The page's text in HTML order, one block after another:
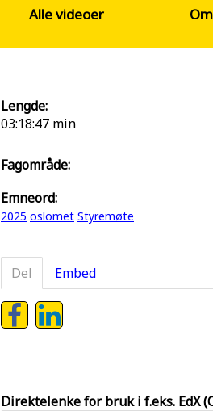
Alle videoer
Lengde:
03:18:47 min
Fagområde:
Emneord:
2025 oslomet Styremøte
Del Embed
Direktelenke for bruk i f.eks. EdX